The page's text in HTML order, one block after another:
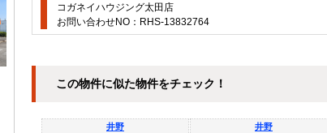
コガネイハウジング太田店
お問い合わせNO：RHS-13832764
この物件に似た物件をチェック！
井野 井野